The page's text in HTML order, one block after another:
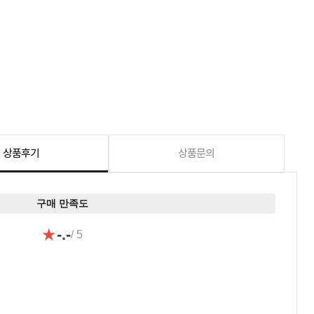
상품후기 상품문의
구매 만족도
★-.-/ 5